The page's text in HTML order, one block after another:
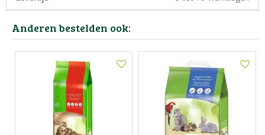
Anderen bestelden ook: